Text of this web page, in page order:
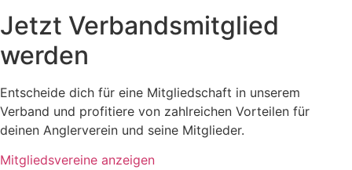
Jetzt Verbandsmitglied
werden
Entscheide dich für eine Mitgliedschaft in unserem
Verband und profitiere von zahlreichen Vorteilen für
deinen Anglerverein und seine Mitglieder.
Mitgliedsvereine anzeigen